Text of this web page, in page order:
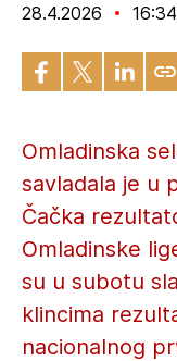
28.4.2026 16:34
Omladinska
savladala je u
Čačka
Omladinske
su u subotu
klincima
nacionalnog